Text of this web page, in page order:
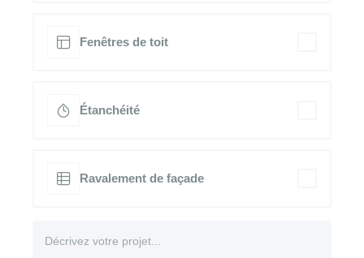
Fenêtres de toit
Étanchéité
Ravalement de façade